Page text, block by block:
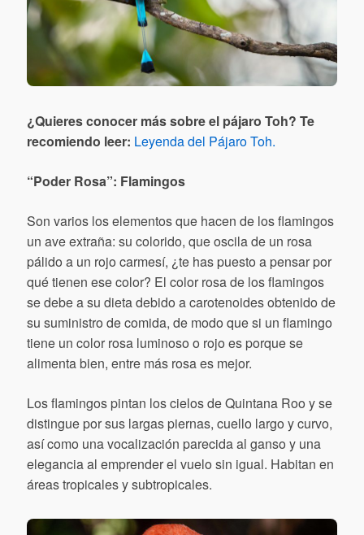
¿Quieres conocer más sobre el pájaro Toh? Te
recomiendo leer: Leyenda del Pájaro Toh.
“Poder Rosa”: Flamingos
Son varios los elementos que hacen de los flamingos
un ave extraña: su colorido, que oscila de un rosa
pálido a un rojo carmesí, ¿te has puesto a pensar por
qué tienen ese color? El color rosa de los flamingos
se debe a su dieta debido a carotenoides obtenido de
su suministro de comida, de modo que si un flamingo
tiene un color rosa luminoso o rojo es porque se
alimenta bien, entre más rosa es mejor.
Los flamingos pintan los cielos de Quintana Roo y se
distingue por sus largas piernas, cuello largo y curvo,
así como una vocalización parecida al ganso y una
elegancia al emprender el vuelo sin igual. Habitan en
áreas tropicales y subtropicales.